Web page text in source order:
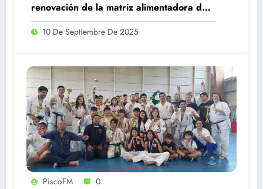
renovación de la matriz alimentadora de
agua potable en Illapel
10 De Septiembre De 2025
PiscoFM 0